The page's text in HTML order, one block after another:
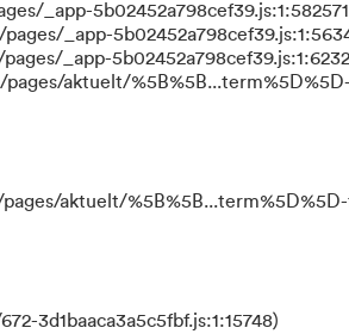
_app-5b02452a798cef39.js:1:582571
_app-
_app-
aktuelt/%5B%5B...term%5D%5D-
aktuelt/%5B%5B...term%5D%5D-
3d1baaca3a5c5fbf.js:1:15748)